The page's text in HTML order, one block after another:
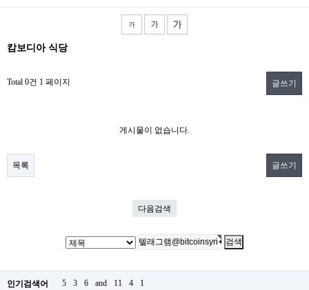
캄보디아 식당
Total 0건 1 페이지 글쓰기
게시물이 없습니다.
목록 글쓰기
다음검색
인기검색어 5 3 6 and 11 4 1